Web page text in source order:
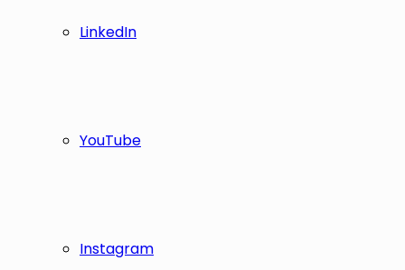
LinkedIn
YouTube
Instagram